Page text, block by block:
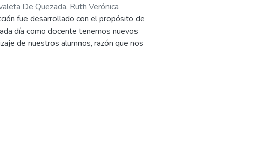
De Quezada, Ruth Verónica
fue desarrollado con el propósito de
día como docente tenemos nuevos
de nuestros alumnos, razón que nos